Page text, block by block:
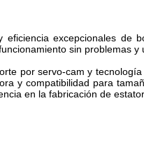
excepcionales de
sin problemas y
por servo-cam y
y compatibilidad para
en la fabricación de